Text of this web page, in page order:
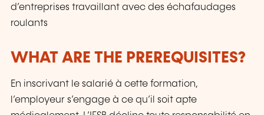
d’entreprises travaillant avec des échafaudages
roulants
WHAT ARE THE PREREQUISITES?
En inscrivant le salarié à cette formation,
l’employeur s’engage à ce qu’il soit apte